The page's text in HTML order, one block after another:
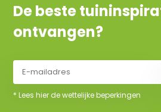
De beste
ontvangen?
* Lees hier de wettelijke beperkingen